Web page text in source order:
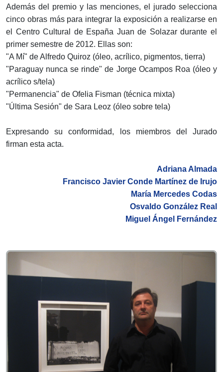
Además del premio y las menciones, el jurado selecciona
cinco obras más para integrar la exposición a realizarse en
el Centro Cultural de España Juan de Solazar durante el
primer semestre de 2012. Ellas son:
"A Mí" de Alfredo Quiroz (óleo, acrílico, pigmentos, tierra)
"Paraguay nunca se rinde" de Jorge Ocampos Roa (óleo y
acrílico s/tela)
"Permanencia" de Ofelia Fisman (técnica mixta)
"Última Sesión" de Sara Leoz (óleo sobre tela)
Expresando su conformidad, los miembros del Jurado
firman esta acta.
Adriana Almada
Francisco Javier Conde Martínez de Irujo
María Mercedes Codas
Osvaldo González Real
Miguel Ángel Fernández